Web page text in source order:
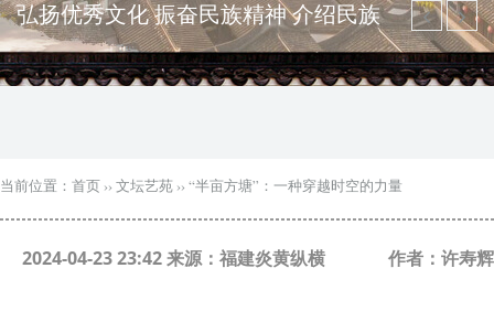
弘扬优秀文化 振奋民族精神 介绍民族
瑰宝 宣传中华精英
突出海西特色 报道台港澳侨 坚持古为
当前位置： 首页 ›› 文坛艺苑 ›› “半亩方塘”：一种穿越时空的力量
2024-04-23 23:42 来源：福建炎黄纵横 作者：许寿辉